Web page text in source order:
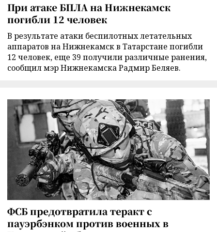
При атаке БПЛА на Нижнекамск
погибли 12 человек
В результате атаки беспилотных летательных
аппаратов на Нижнекамск в Татарстане погибли
12 человек, еще 39 получили различные ранения,
сообщил мэр Нижнекамска Радмир Беляев.
ФСБ предотвратила теракт с
пауэрбэнком против военных в